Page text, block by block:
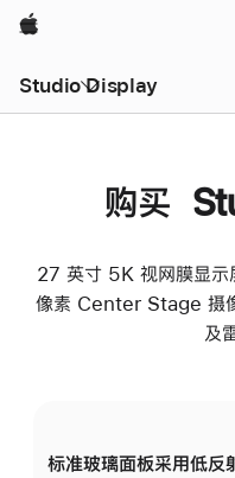
Apple
Studio Display
购买
27 英寸 5K 视网膜显示
像素 Center Stage 摄像
及
标准玻璃面板采用低反